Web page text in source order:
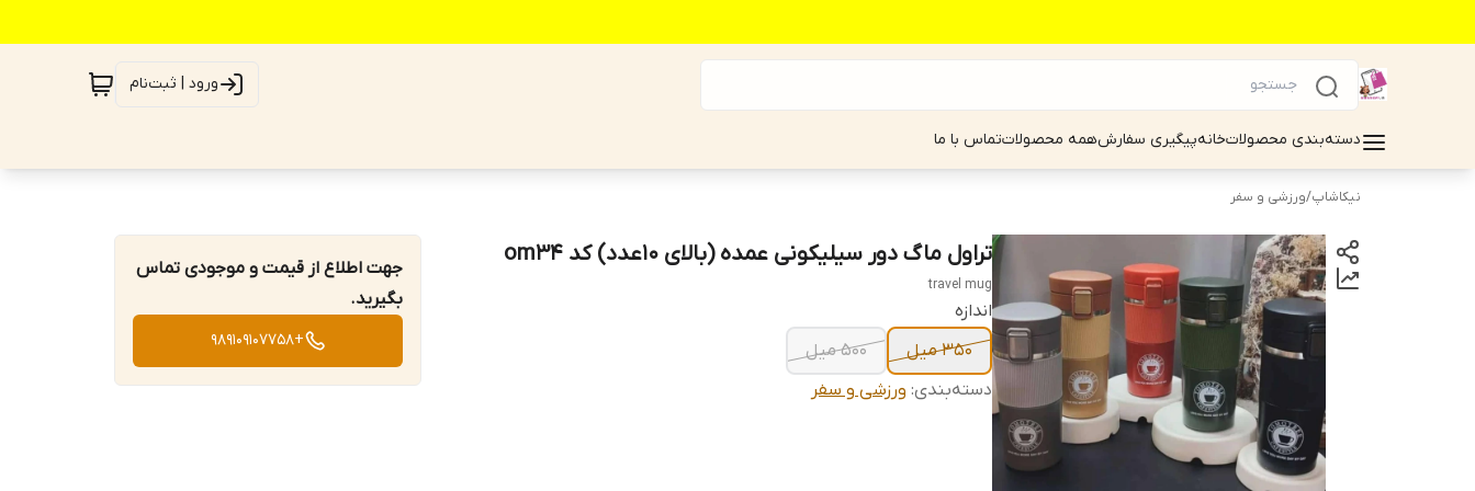
ورود | ثبت‌نام
دسته‌بندی محصولاتخانهپیگیری سفارشهمه محصولاتتماس با ما
نیکاشاپ/ورزشی و سفر
تراول ماگ دور سیلیکونی عمده (بالای ۱۰عدد) کد om34
travel mug
اندازه
۳۵۰ میل
۵۰۰ میل
دسته‌بندی: ورزشی و سفر
جهت اطلاع از قیمت و موجودی تماس
بگیرید.
+989109107758